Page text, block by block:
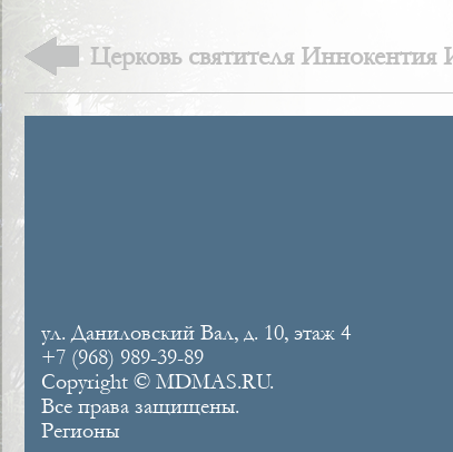
Церковь святителя Иннокентия
ул. Даниловский Вал, д. 10, этаж 4
+7 (968) 989-39-89
Copyright © MDMAS.RU.
Все права защищены.
Регионы